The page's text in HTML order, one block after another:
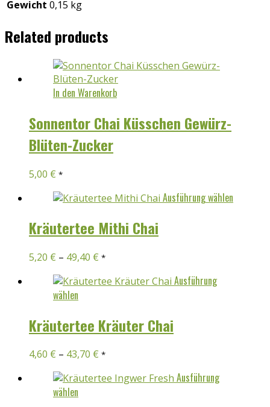
Gewicht 0,15 kg
Related products
In den Warenkorb
Sonnentor Chai Küsschen Gewürz-
Blüten-Zucker
5,00 € *
Ausführung wählen
Kräutertee Mithi Chai
5,20 € – 49,40 € *
Ausführung
wählen
weist
mehrere
auf.
Die
Optionen
können
Kräutertee Kräuter Chai
4,60 € – 43,70 € *
Ausführung
wählen